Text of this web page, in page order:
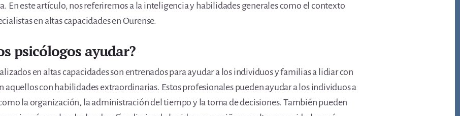
En este artículo, nos referiremos a la inteligencia y habilidades generales como el contexto
en altas capacidades en Ourense.
psicólogos ayudar?
en altas capacidades son entrenados para ayudar a los individuos y familias a lidiar con
aquellos con habilidades extraordinarias. Estos profesionales pueden ayudar a los individuos a
la organización, la administración del tiempo y la toma de decisiones. También pueden